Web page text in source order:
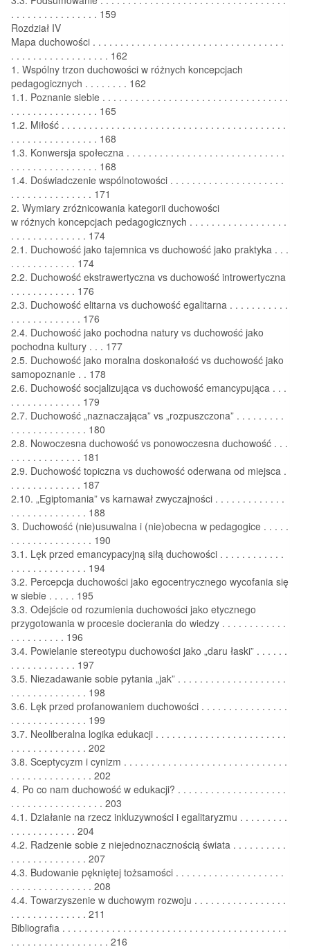
. . . . . . . . . . . . . . . . 159
Rozdział IV
Mapa duchowości . . . . . . . . . . . . . . . . . . . . . . . . . . . . . . . . . . .
. . . . . . . . . . . . . . . . . . 162
1. Wspólny trzon duchowości w różnych koncepcjach
pedagogicznych . . . . . . . . 162
1.1. Poznanie siebie . . . . . . . . . . . . . . . . . . . . . . . . . . . . . . . . . .
. . . . . . . . . . . . . . . . 165
1.2. Miłość . . . . . . . . . . . . . . . . . . . . . . . . . . . . . . . . . . . . . . . . .
. . . . . . . . . . . . . . . . 168
1.3. Konwersja społeczna . . . . . . . . . . . . . . . . . . . . . . . . . . . . .
. . . . . . . . . . . . . . . . 168
1.4. Doświadczenie wspólnotowości . . . . . . . . . . . . . . . . . . . . .
. . . . . . . . . . . . . . . 171
2. Wymiary zróżnicowania kategorii duchowości
w różnych koncepcjach pedagogicznych . . . . . . . . . . . . . . . . . .
. . . . . . . . . . . . . . 174
2.1. Duchowość jako tajemnica vs duchowość jako praktyka . . .
. . . . . . . . . . . . 174
2.2. Duchowość ekstrawertyczna vs duchowość introwertyczna
. . . . . . . . . . . . 176
2.3. Duchowość elitarna vs duchowość egalitarna . . . . . . . . . . .
. . . . . . . . . . . . . 176
2.4. Duchowość jako pochodna natury vs duchowość jako
pochodna kultury . . . 177
2.5. Duchowość jako moralna doskonałość vs duchowość jako
samopoznanie . . 178
2.6. Duchowość socjalizująca vs duchowość emancypująca . . .
. . . . . . . . . . . . . 179
2.7. Duchowość „naznaczająca” vs „rozpuszczona” . . . . . . . . .
. . . . . . . . . . . . . . 180
2.8. Nowoczesna duchowość vs ponowoczesna duchowość . . .
. . . . . . . . . . . . . 181
2.9. Duchowość topiczna vs duchowość oderwana od miejsca .
. . . . . . . . . . . . . 187
2.10. „Egiptomania” vs karnawał zwyczajności . . . . . . . . . . . . .
. . . . . . . . . . . . . . 188
3. Duchowość (nie)usuwalna i (nie)obecna w pedagogice . . . . .
. . . . . . . . . . . . . . . 190
3.1. Lęk przed emancypacyjną siłą duchowości . . . . . . . . . . . .
. . . . . . . . . . . . . . 194
3.2. Percepcja duchowości jako egocentrycznego wycofania się
w siebie . . . . . 195
3.3. Odejście od rozumienia duchowości jako etycznego
przygotowania w procesie docierania do wiedzy . . . . . . . . . . . .
. . . . . . . . . . 196
3.4. Powielanie stereotypu duchowości jako „daru łaski” . . . . . .
. . . . . . . . . . . . 197
3.5. Niezadawanie sobie pytania „jak” . . . . . . . . . . . . . . . . . . . .
. . . . . . . . . . . . . . 198
3.6. Lęk przed profanowaniem duchowości . . . . . . . . . . . . . . . .
. . . . . . . . . . . . . . 199
3.7. Neoliberalna logika edukacji . . . . . . . . . . . . . . . . . . . . . . . .
. . . . . . . . . . . . . . 202
3.8. Sceptycyzm i cynizm . . . . . . . . . . . . . . . . . . . . . . . . . . . . . .
. . . . . . . . . . . . . . . 202
4. Po co nam duchowość w edukacji? . . . . . . . . . . . . . . . . . . . .
. . . . . . . . . . . . . . . . . 203
4.1. Działanie na rzecz inkluzywności i egalitaryzmu . . . . . . . . .
. . . . . . . . . . . . 204
4.2. Radzenie sobie z niejednoznacznością świata . . . . . . . . . .
. . . . . . . . . . . . . . 207
4.3. Budowanie pękniętej tożsamości . . . . . . . . . . . . . . . . . . . .
. . . . . . . . . . . . . . . 208
4.4. Towarzyszenie w duchowym rozwoju . . . . . . . . . . . . . . . . .
. . . . . . . . . . . . . . 211
Bibliografia . . . . . . . . . . . . . . . . . . . . . . . . . . . . . . . . . . . . . . . . .
. . . . . . . . . . . . . . . . . . 216